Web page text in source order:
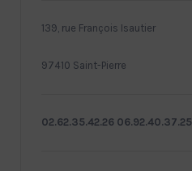
139, rue François Isautier
97410 Saint-Pierre
02.62.35.42.26 06.92.40.37.25